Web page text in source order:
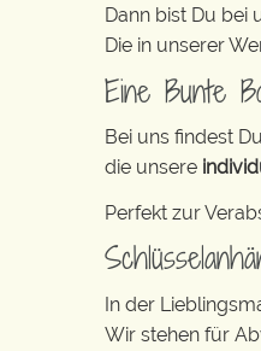
Dann bist Du bei
Die in unserer
Eine Bunte
Bei uns findest
die unsere
Perfekt zur
In der
Wir stehen für